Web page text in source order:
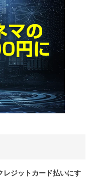
レジットカード払いにす